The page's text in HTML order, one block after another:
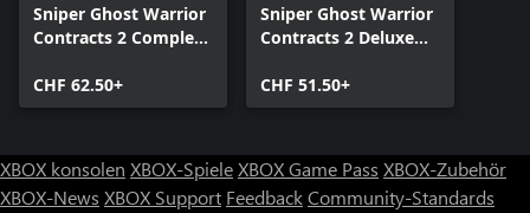
Sniper Ghost Warrior
Contracts 2 Complete
CHF 62.50+
Sniper Ghost Warrior
Contracts 2 Deluxe
CHF 51.50+
XBOX konsolen XBOX-SpieleXBOX Game Pass XBOX-Zubehör
XBOX-News XBOX Support FeedbackCommunity-Standards